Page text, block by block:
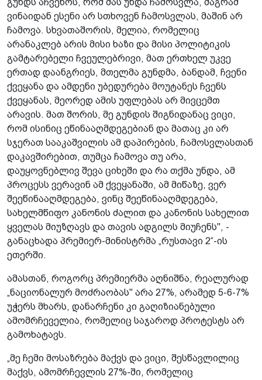
ვინაიდან ესენი არ სთხოვენ ჩამოსვლას, მაშინ არ
ჩამოვა. სხვათაშორის, მელია, რომელიც
არანაკლებ არის მისი ხაზი და მისი პოლიტიკის
გამტარებელი ჩვეულებრივი, მათ ერთხელ უკვე
ერთად დაანგრიეს, მთელმა გუნდმა, ბანდამ, ჩვენი
ქვეყანა და ამდენი უბედურება მოუტანეს ჩვენს
ქვეყანას, მეორედ ამის უფლებას არ მივცემთ
არავის. მათ შორის, მე გუნდის შიგნიდანაც ვიცი,
რომ ისინიც ეწინააღმდეგებიან და მათაც კი არ
სჯერათ სააკაშვილის ამ დაპირების, ჩამოსვლასთან
დაკავშირებით, თუმცა ჩამოვა თუ არა,
დაუყოვნებლივ შევა ციხეში და რა თქმა უნდა, ამ
პროცესს ვერავინ ამ ქვეყანაში, ამ მიწაზე, ვერ
შეეწინააღმდეგება, ვინც შეეწინააღმდეგება,
სახელმწიფო კანონის ძალით და კანონის სახელით
ყველას მიუზღავს და თავის ადგილს მიუჩენს", -
განაცხადა პრემიერ-მინისტრმა „რუსთავი 2“-ის
ეთერში.
ამასთან, როგორც პრემიერმა აღნიშნა, რეალურად
„ნაციონალურ მოძრაობას" არა 27%, არამედ 5-6-7%
უჭერს მხარს, დანარჩენი კი გაღიზიანებული
ამომრჩეველია, რომელიც საჯაროდ პროტესტს არ
გამოხატავს.
„მე ჩემი მოსაზრება მაქვს და ვიცი, შესწავლილიც
მაქვს, ამომრჩევლის 27%-ში, რომელიც